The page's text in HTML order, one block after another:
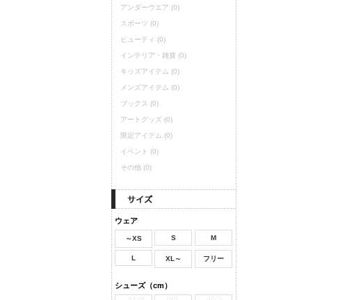
アンダーウエア (0)
スポーツ (0)
ビューティ (0)
インテリア・雑貨 (0)
キッズアイテム (0)
メンズアイテム (0)
ブックス (0)
アートグッズ (0)
限定アイテム (0)
イベント (0)
その他 (0)
ウェア
～XS S M
L XL～ フリー
シューズ（cm）